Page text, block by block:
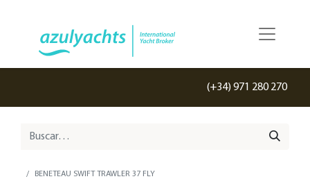
(+34) 971 280 270
BENETEAU SWIFT TRAWLER 37 FLY